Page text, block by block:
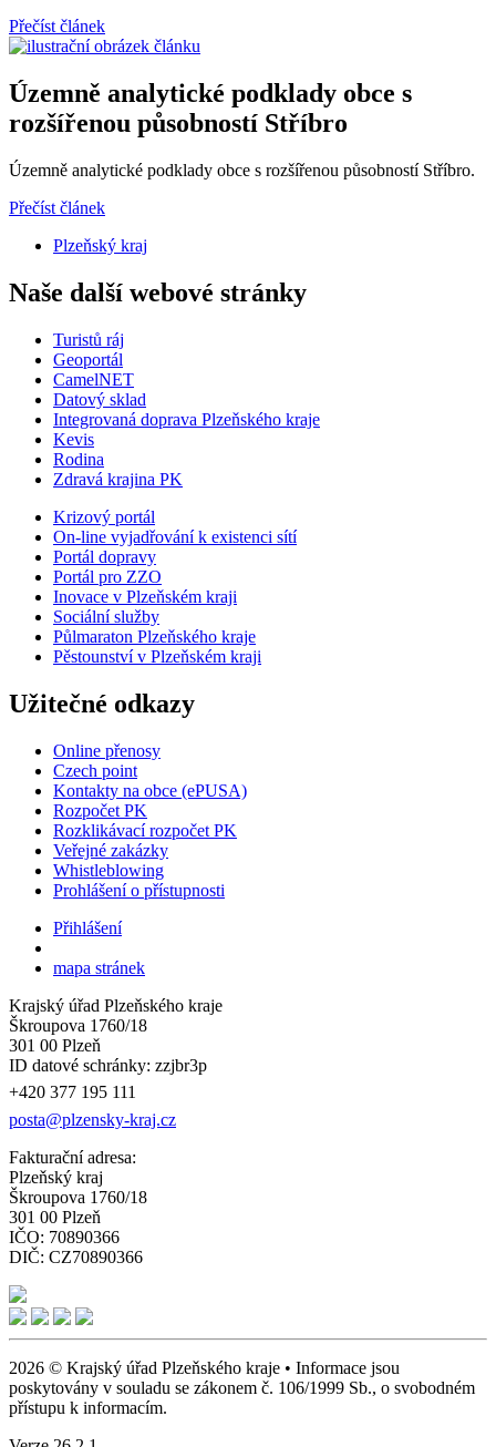
Přečíst článek
Územně analytické podklady obce s
rozšířenou působností Stříbro
Územně analytické podklady obce s rozšířenou působností Stříbro.
Přečíst článek
Plzeňský kraj
Naše další webové stránky
Turistů ráj
Geoportál
CamelNET
Datový sklad
Integrovaná doprava Plzeňského kraje
Kevis
Rodina
Zdravá krajina PK
Krizový portál
On-line vyjadřování k existenci sítí
Portál dopravy
Portál pro ZZO
Inovace v Plzeňském kraji
Sociální služby
Půlmaraton Plzeňského kraje
Pěstounství v Plzeňském kraji
Užitečné odkazy
Online přenosy
Czech point
Kontakty na obce (ePUSA)
Rozpočet PK
Rozklikávací rozpočet PK
Veřejné zakázky
Whistleblowing
Prohlášení o přístupnosti
Přihlášení
mapa stránek
Krajský úřad Plzeňského kraje
Škroupova 1760/18
301 00 Plzeň
ID datové schránky: zzjbr3p
+420 377 195 111
posta@plzensky-kraj.cz
Fakturační adresa:
Plzeňský kraj
Škroupova 1760/18
301 00 Plzeň
IČO: 70890366
DIČ: CZ70890366
2026 © Krajský úřad Plzeňského kraje • Informace jsou
poskytovány v souladu se zákonem č. 106/1999 Sb., o svobodném
přístupu k informacím.